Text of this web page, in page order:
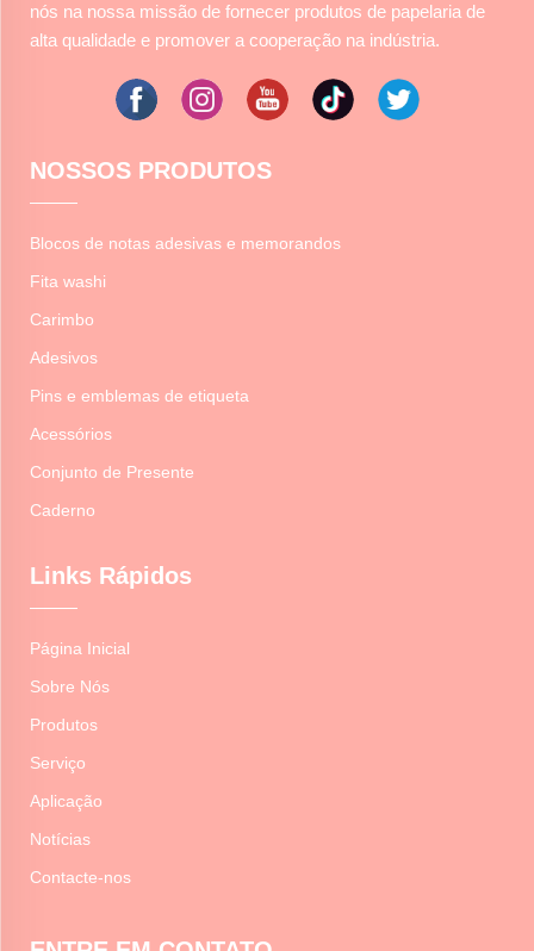
nós na nossa missão de fornecer produtos de papelaria de
alta qualidade e promover a cooperação na indústria.
NOSSOS PRODUTOS
Blocos de notas adesivas e memorandos
Fita washi
Carimbo
Adesivos
Pins e emblemas de etiqueta
Acessórios
Conjunto de Presente
Caderno
Links Rápidos
Página Inicial
Sobre Nós
Produtos
Serviço
Aplicação
Notícias
Contacte-nos